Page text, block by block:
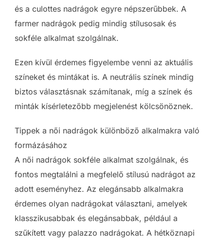
és a culottes nadrágok egyre népszerűbbek. A
farmer nadrágok pedig mindig stílusosak és
sokféle alkalmat szolgálnak.
Ezen kívül érdemes figyelembe venni az aktuális
színeket és mintákat is. A neutrális színek mindig
biztos választásnak számítanak, míg a színek és
minták kísérletezőbb megjelenést kölcsönöznek.
Tippek a női nadrágok különböző alkalmakra való
formázásához
A női nadrágok sokféle alkalmat szolgálnak, és
fontos megtalálni a megfelelő stílusú nadrágot az
adott eseményhez. Az elegánsabb alkalmakra
érdemes olyan nadrágokat választani, amelyek
klasszikusabbak és elegánsabbak, például a
szűkített vagy palazzo nadrágokat. A hétköznapi